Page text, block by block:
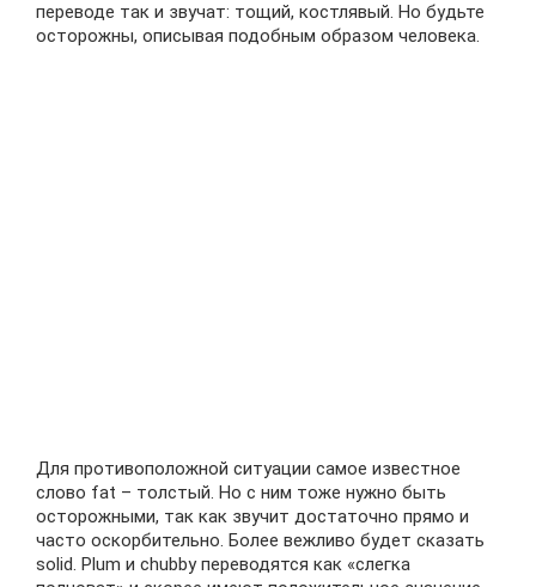
переводе так и звучат: тощий, костлявый. Но будьте
осторожны, описывая подобным образом человека.
Для противоположной ситуации самое известное
слово fat – толстый. Но с ним тоже нужно быть
осторожными, так как звучит достаточно прямо и
часто оскорбительно. Более вежливо будет сказать
solid. Plum и chubby переводятся как «слегка